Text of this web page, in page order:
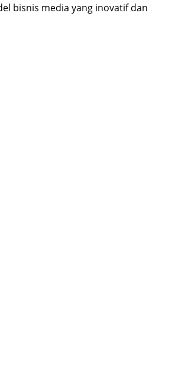
bisnis media yang inovatif dan